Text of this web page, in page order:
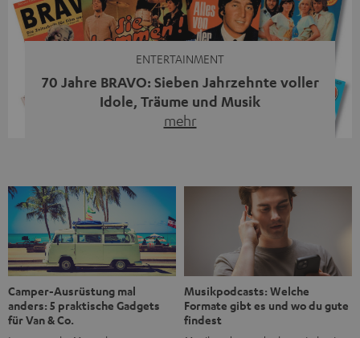
einem einzigen Gerät – und zeigt, dass man für großen
Sound heute keine klassische HiFi-Anlage mehr braucht.
ENTERTAINMENT
70 Jahre BRAVO: Sieben Jahrzehnte voller
Idole, Träume und Musik
mehr
1956 begleitet das Magazin Jugendliche durch Rock und
Pop, kleine Schwärmereien und große Fragen. Zum 70.
Jubiläum werfen wir einen Blick zurück. Vom Filmheft zur
Jugendmarke: Wie die BRAVO ihren Ton fand Als die […]
Camper-Ausrüstung mal
anders: 5 praktische Gadgets
für Van & Co.
Musikpodcasts: Welche
Formate gibt es und wo du gute
findest